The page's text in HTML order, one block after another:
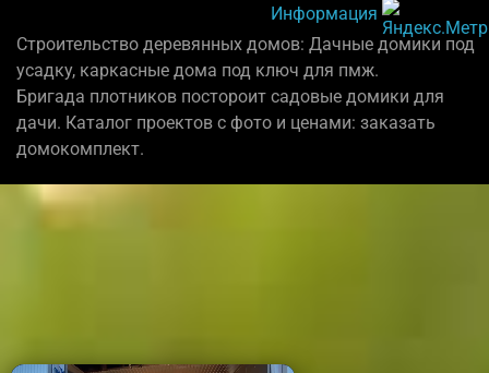
Информация
Строительство деревянных домов: Дачные домики под
усадку, каркасные дома под ключ для пмж.
Бригада плотников постороит садовые домики для
дачи. Каталог проектов с фото и ценами: заказать
домокомплект.